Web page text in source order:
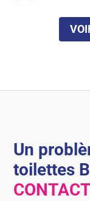
Un
toilettes